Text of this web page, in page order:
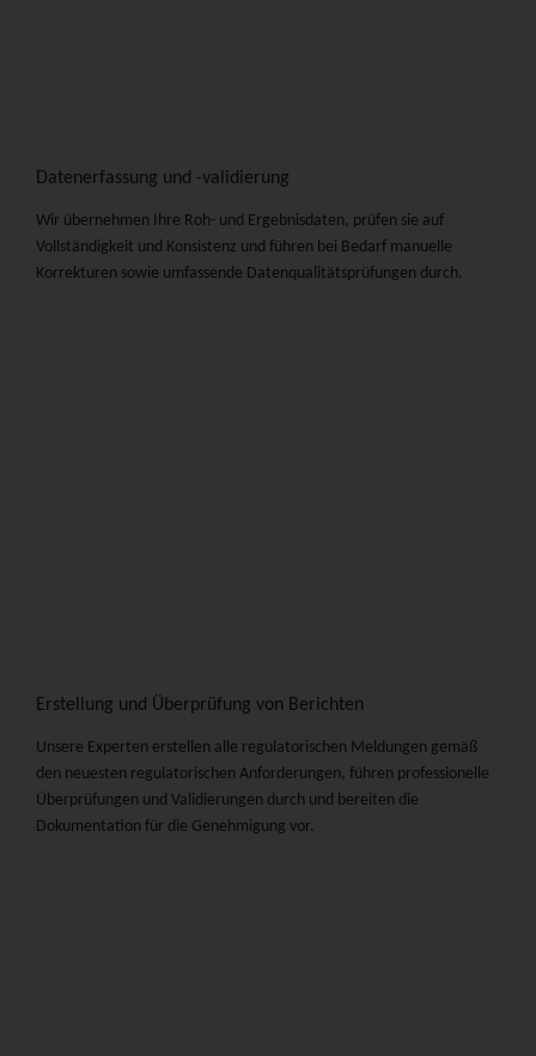
Datenerfassung und -validierung
Wir übernehmen Ihre Roh- und Ergebnisdaten, prüfen sie auf
Vollständigkeit und Konsistenz und führen bei Bedarf manuelle
Korrekturen sowie umfassende Datenqualitätsprüfungen durch.
Erstellung und Überprüfung von Berichten
Unsere Experten erstellen alle regulatorischen Meldungen gemäß
den neuesten regulatorischen Anforderungen, führen professionelle
Überprüfungen und Validierungen durch und bereiten die
Dokumentation für die Genehmigung vor.